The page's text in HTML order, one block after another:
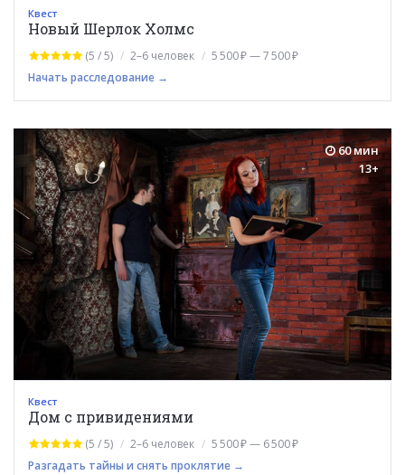
Квест
Новый Шерлок Холмс
(5 / 5) 2–6 человек
5 500 ₽ — 7 500 ₽
Начать расследование →
60 мин
13+
Квест
Дом с привидениями
(5 / 5) 2–6 человек
5 500 ₽ — 6 500 ₽
Разгадать тайны и снять проклятие →